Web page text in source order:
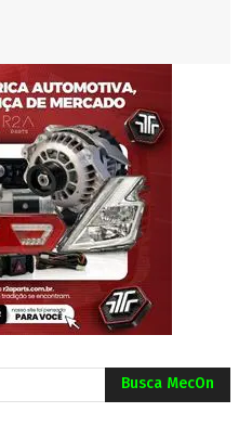
Busca MecOn